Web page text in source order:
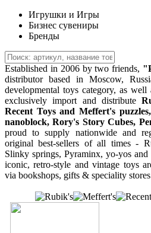
Игрушки и Игры
Бизнес сувениры
Бренды
Established in 2006 by two friends,
distributor based in Moscow,
developmental toys category, as
exclusively import and distribute
Recent Toys and Meffert's puzzles
nanoblock, Rory's Story Cubes,
proud to supply nationwide and
original best-sellers of all times -
Slinky springs, Pyraminx, yo-yos
iconic, retro-style and vintage toys
via bookshops, gifts & speciality